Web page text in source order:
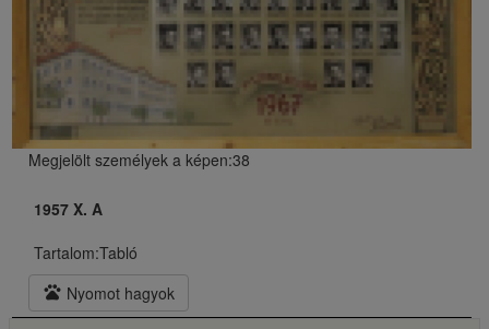
Megjelölt személyek a képen:38
1957 X. A
Tartalom:Tabló
pets Nyomot hagyok